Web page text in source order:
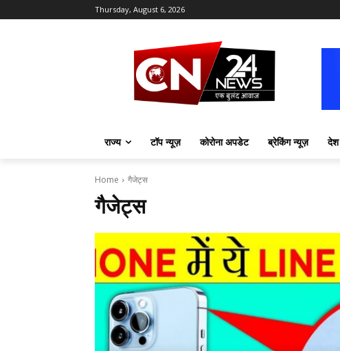
Thursday, August 6, 2026
राज्य टॉप न्यूज़ कोरोना अपडेट ब्रेकिंग न्यूज़ देश
Home गैजेट्स
गैजेट्स